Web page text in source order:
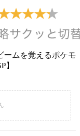
ームを覚えるポケモ
】